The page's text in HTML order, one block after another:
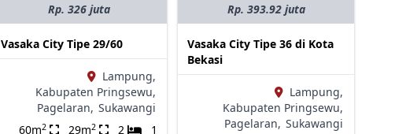
Rp. 326 juta
Vasaka City Tipe 29/60
Lampung,
Kabupaten Pringsewu,
Pagelaran, Sukawangi
60m2 29m2 2 1
Rp. 393.92 juta
Vasaka City Tipe 36 di Kota
Bekasi
Lampung,
Kabupaten Pringsewu,
Pagelaran, Sukawangi